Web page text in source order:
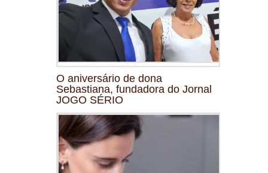
O aniversário de dona
Sebastiana, fundadora do Jornal
JOGO SÉRIO